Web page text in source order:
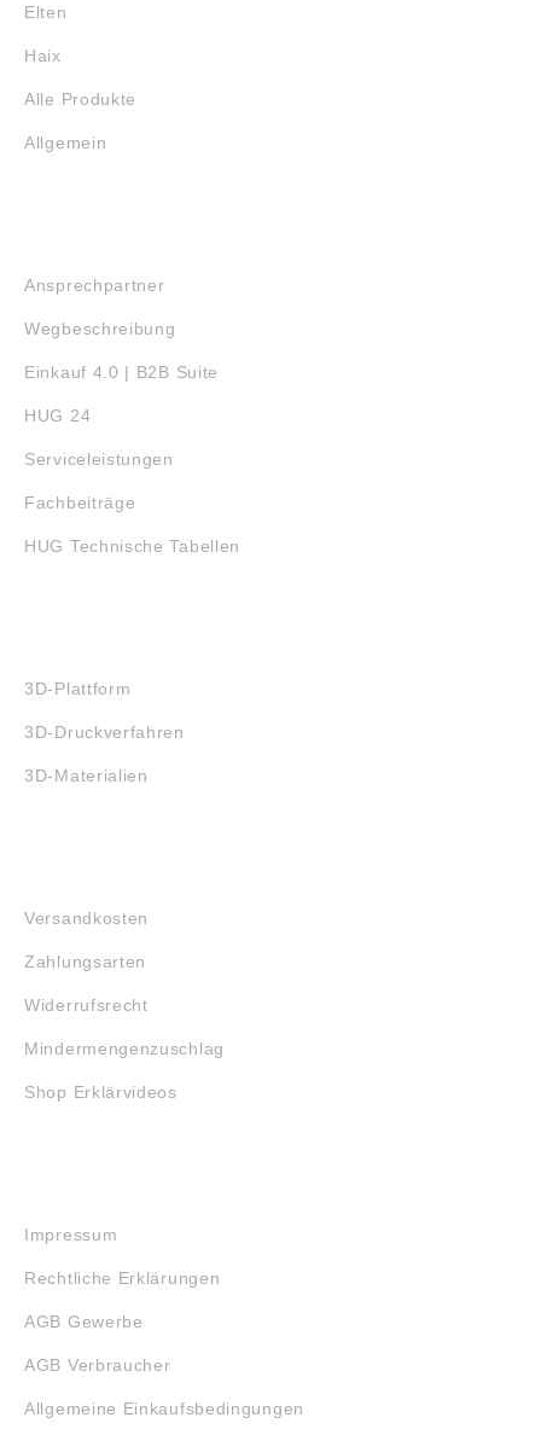
Elten
Haix
Alle Produkte
Allgemein
Ansprechpartner
Wegbeschreibung
Einkauf 4.0 | B2B Suite
HUG 24
Serviceleistungen
Fachbeiträge
HUG Technische Tabellen
3D-Plattform
3D-Druckverfahren
3D-Materialien
Versandkosten
Zahlungsarten
Widerrufsrecht
Mindermengenzuschlag
Shop Erklärvideos
Impressum
Rechtliche Erklärungen
AGB Gewerbe
AGB Verbraucher
Allgemeine Einkaufsbedingungen